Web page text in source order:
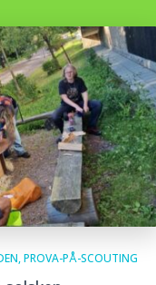
PROVA-PÅ-SCOUTING